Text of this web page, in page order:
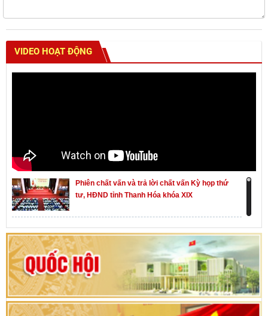
VIDEO HOẠT ĐỘNG
Phiên chất vấn và trả lời chất vấn Kỳ họp thứ
tư, HĐND tỉnh Thanh Hóa khóa XIX
Khai mạc kỳ họp thứ Nhất, Quốc hội khóa XVI
Hướng dẫn quy trình bỏ phiếu bầu cử ĐBQH
khoá XVI và đại biểu HĐND các cấp nhiệm kỳ
2026-2031